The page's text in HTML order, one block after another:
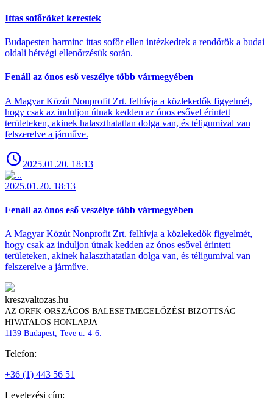
Ittas sofőröket kerestek
Budapesten harminc ittas sofőr ellen intézkedtek a rendőrök a budai
oldali hétvégi ellenőrzésük során.
Fenáll az ónos eső veszélye több vármegyében
A Magyar Közút Nonprofit Zrt. felhívja a közlekedők figyelmét,
hogy csak az induljon útnak kedden az ónos esővel érintett
területeken, akinek halaszthatatlan dolga van, és téligumival van
felszerelve a járműve.
2025.01.20. 18:13
2025.01.20. 18:13
Fenáll az ónos eső veszélye több vármegyében
A Magyar Közút Nonprofit Zrt. felhívja a közlekedők figyelmét,
hogy csak az induljon útnak kedden az ónos esővel érintett
területeken, akinek halaszthatatlan dolga van, és téligumival van
felszerelve a járműve.
kreszvaltozas.hu
AZ ORFK-ORSZÁGOS BALESETMEGELŐZÉSI BIZOTTSÁG
HIVATALOS HONLAPJA
1139 Budapest, Teve u. 4-6.
Telefon:
+36 (1) 443 56 51
Levelezési cím: